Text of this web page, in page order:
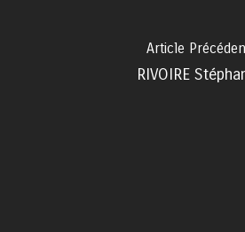
Article
RIVOIRE